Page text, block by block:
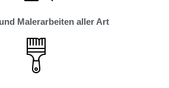
Malerarbeiten aller Art